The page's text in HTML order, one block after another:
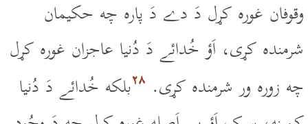
وقوفان غوره کړل دَ دے دَ پاره چه حکيمان
شرمنده کړى، اَؤ خُدائے دَ دُنيا عاجزان غوره کړل
چه زوره ور شرمنده کړى. ۲۸بلکه خُدائے دَ دُنيا